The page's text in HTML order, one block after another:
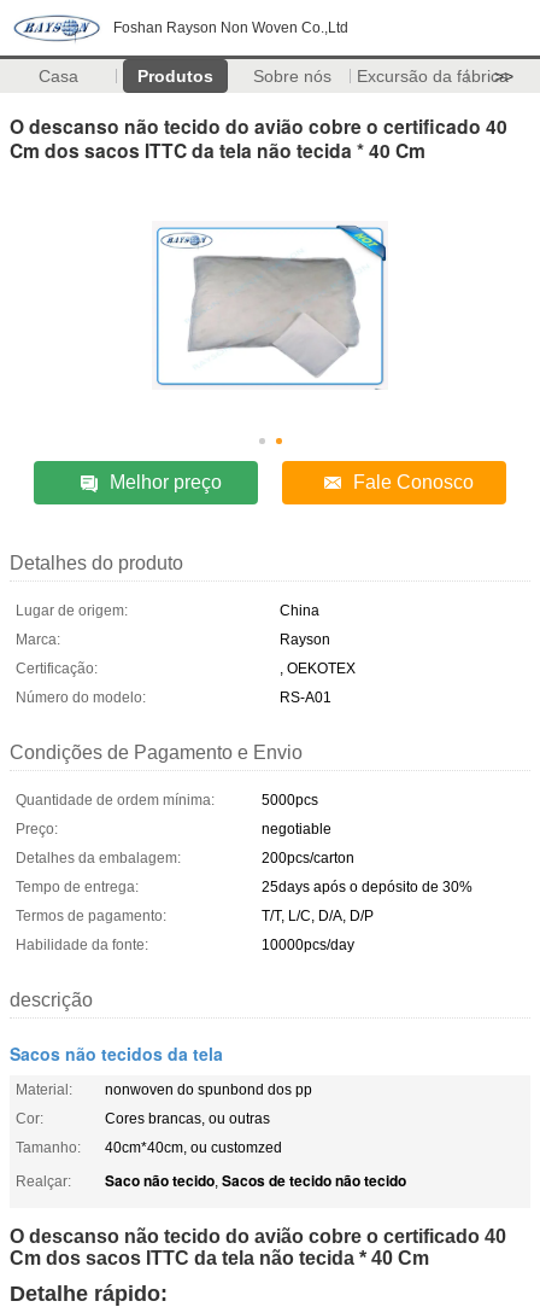
Foshan Rayson Non Woven Co.,Ltd
Casa Produtos Sobre nós Excursão da fábrica
>>
O descanso não tecido do avião cobre o certificado 40
Cm dos sacos ITTC da tela não tecida * 40 Cm
Melhor preço Fale Conosco
Detalhes do produto
Lugar de origem:
China
Marca:
Rayson
Certificação:
, OEKOTEX
Número do modelo:
RS-A01
Condições de Pagamento e Envio
Quantidade de ordem mínima:
5000pcs
Preço:
negotiable
Detalhes da embalagem:
200pcs/carton
Tempo de entrega:
25days após o depósito de 30%
Termos de pagamento:
T/T, L/C, D/A, D/P
Habilidade da fonte:
10000pcs/day
descrição
Sacos não tecidos da tela
Material:
nonwoven do spunbond dos pp
Cor:
Cores brancas, ou outras
Tamanho:
40cm*40cm, ou customzed
Realçar:
Saco não tecido, Sacos de tecido não tecido
O descanso não tecido do avião cobre o certificado 40
Cm dos sacos ITTC da tela não tecida * 40 Cm
Detalhe rápido: